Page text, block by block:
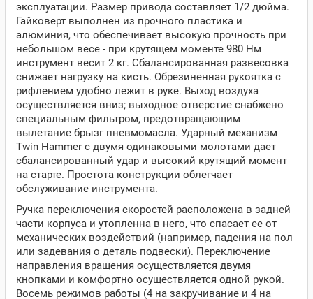
эксплуатации. Размер привода составляет 1/2 дюйма.
Гайковерт выполнен из прочного пластика и
алюминия, что обеспечивает высокую прочность при
небольшом весе - при крутящем моменте 980 Нм
инструмент весит 2 кг. Сбалансированная развесовка
снижает нагрузку на кисть. Обрезиненная рукоятка с
рифлением удобно лежит в руке. Выход воздуха
осуществляется вниз; выходное отверстие снабжено
специальным фильтром, предотвращающим
вылетание брызг пневмомасла. Ударный механизм
Twin Hammer с двумя одинаковыми молотами дает
сбалансированный удар и высокий крутящий момент
на старте. Простота конструкции облегчает
обслуживание инструмента.
Ручка переключения скоростей расположена в задней
части корпуса и утопленна в него, что спасает ее от
механических воздействий (например, падения на пол
или задевания о деталь подвески). Переключение
направления вращения осуществляется двумя
кнопками и комфортно осуществляется одной рукой.
Восемь режимов работы (4 на закручивание и 4 на